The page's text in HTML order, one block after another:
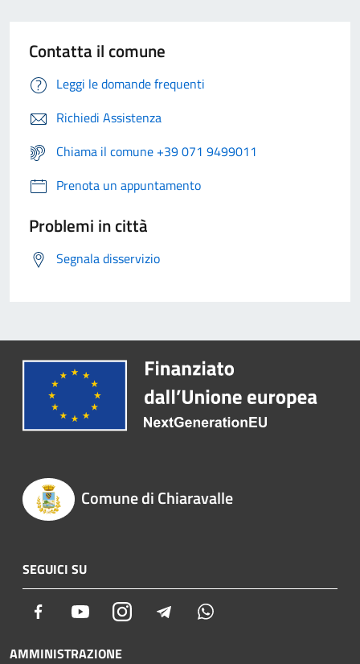
Contatta il comune
Leggi le domande frequenti
Richiedi Assistenza
Chiama il comune +39 071 9499011
Prenota un appuntamento
Problemi in città
Segnala disservizio
Comune di Chiaravalle
SEGUICI SU
Facebook YoutubeInstagram Telegram
AMMINISTRAZIONE